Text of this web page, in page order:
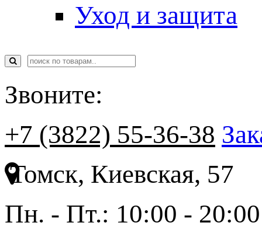
Уход и защита
Звоните:
+7 (3822) 55-36-38
Томск, Киевская, 57
Пн. - Пт.: 10:00 - 20:00